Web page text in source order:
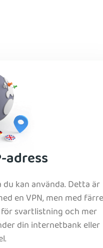
adress
kan använda. Detta är
en VPN, men med färre
för svartlistning och mer
din internetbank eller